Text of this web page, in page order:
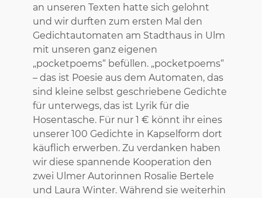
an unseren Texten hatte sich gelohnt
und wir durften zum ersten Mal den
Gedichtautomaten am Stadthaus in Ulm
mit unseren ganz eigenen
„pocketpoems“ befüllen. „pocketpoems“
– das ist Poesie aus dem Automaten, das
sind kleine selbst geschriebene Gedichte
für unterwegs, das ist Lyrik für die
Hosentasche. Für nur 1 € könnt ihr eines
unserer 100 Gedichte in Kapselform dort
käuflich erwerben. Zu verdanken haben
wir diese spannende Kooperation den
zwei Ulmer Autorinnen Rosalie Bertele
und Laura Winter. Während sie weiterhin